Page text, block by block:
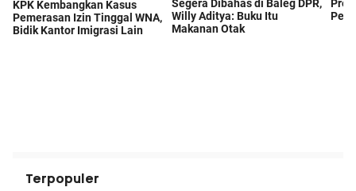
Terpopuler